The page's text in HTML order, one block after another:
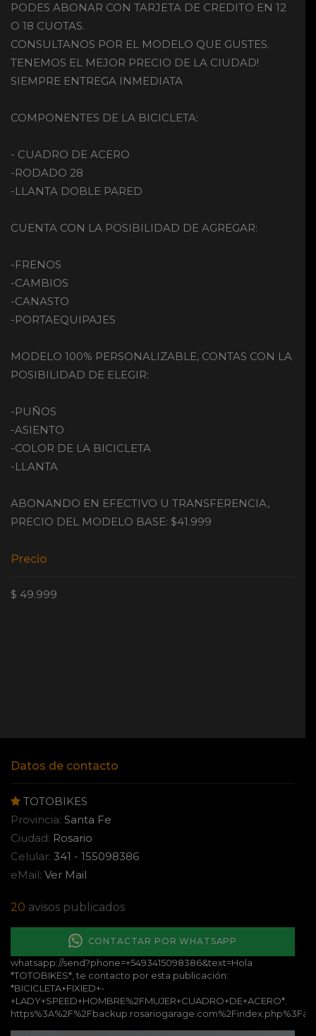
PODES ABONAR CON TARJETA DE CREDITO EN 12
O 18 CUOTAS.
CONSULTANOS POR EL MODELO QUE GUSTES.
TENEMOS EL MEJOR PRECIO DE LA CIUDAD!
SIEMPRE ENTREGA INMEDIATA
COMPONENTES DE LA BICICLETA:
- CUADRO DE ACERO
-RODADO 28
-LLANTA DOBLE PARED
CUENTA CON LA POSIBILIDAD DE AGREGAR:
-FRENOS
-CAMBIOS
-CANASTO
-PORTAEQUIPAJES
MODELO 100% PERSONALIZABLE, CONTAS CON LA
POSIBILIDAD DE ELEGIR:
-PUÑOS
-ASIENTO
-COLOR DE LA BICICLETA
-LLANTA
ABONANDO EN EFECTIVO U TRANSFERENCIA,
PRECIO DEL MODELO BASE: $41.999
Precio
$ 49.999
Datos de contacto
TOTOBIKES
Provincia: Santa Fe
Ciudad: Rosario
Celular: 341 - 155098386
eMail: Ver Mail
20 avisos publicados
CONTACTAR POR WHATSAPP
whatsapp://send?phone=+5493415098386&text=Hola
*TOTOBIKES*, te contacto por esta publicación:
*BICICLETA+FIXIED+-
+LADY+SPEED+HOMBRE%2FMUJER+CUADRO+DE+ACERO*.